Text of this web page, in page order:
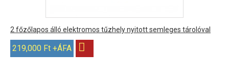
2 főzőlapos álló elektromos tűzhely nyitott semleges tárolóval
219,000 Ft +ÁFA